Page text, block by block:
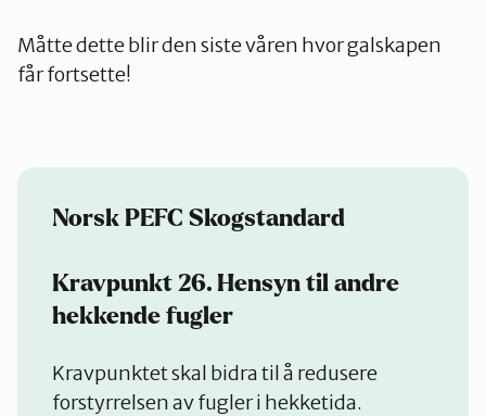
Måtte dette blir den siste våren hvor galskapen
får fortsette!
Norsk PEFC Skogstandard
Kravpunkt 26. Hensyn til andre
hekkende fugler
Kravpunktet skal bidra til å redusere
forstyrrelsen av fugler i hekketida.